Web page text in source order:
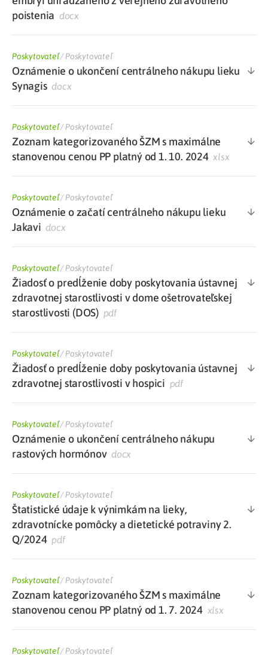
poistenia docx
Poskytovateľ/Poskytovateľ
Oznámenie o ukončení centrálneho nákupu lieku
Synagisdocx
Poskytovateľ/Poskytovateľ
Zoznam kategorizovaného ŠZM s maximálne
stanovenou cenou PP platný od 1. 10. 2024xlsx
Poskytovateľ/Poskytovateľ
Oznámenie o začatí centrálneho nákupu lieku
Jakavi docx
Poskytovateľ/Poskytovateľ
Žiadosť o predĺženie doby poskytovania ústavnej
zdravotnej starostlivosti v dome ošetrovateľskej
starostlivosti (DOS) pdf
Poskytovateľ/Poskytovateľ
Žiadosť o predĺženie doby poskytovania ústavnej
zdravotnej starostlivosti v hospici pdf
Poskytovateľ/Poskytovateľ
Oznámenie o ukončení centrálneho nákupu
rastových hormónovdocx
Poskytovateľ/Poskytovateľ
Štatistické údaje k výnimkám na lieky,
zdravotnícke pomôcky a dietetické potraviny 2.
Q/2024pdf
Poskytovateľ/Poskytovateľ
Zoznam kategorizovaného ŠZM s maximálne
stanovenou cenou PP platný od 1. 7. 2024 xlsx
Poskytovateľ/Poskytovateľ